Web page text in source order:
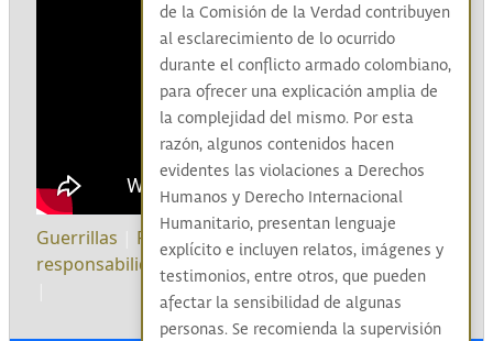
Guerrillas Reconocimiento
Aceptación de
responsabilidad
| FARC-EP |Secuestro
Víctimas
de la Comisión de la Verdad contribuyen
al esclarecimiento de lo ocurrido
durante el conflicto armado colombiano,
para ofrecer una explicación amplia de
la complejidad del mismo. Por esta
razón, algunos contenidos hacen
evidentes las violaciones a Derechos
Humanos y Derecho Internacional
Humanitario, presentan lenguaje
explícito e incluyen relatos, imágenes y
testimonios, entre otros, que pueden
afectar la sensibilidad de algunas
personas. Se recomienda la supervisión